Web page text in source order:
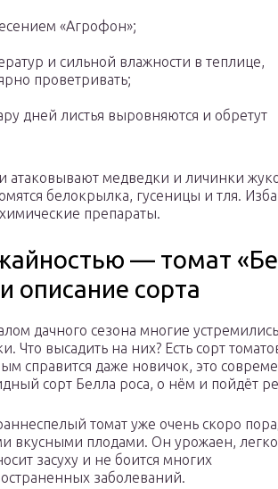
«Агрофон»;
и сильной влажности в теплице,
проветривать;
дней листья выровняются и обретут
атаковывают медведки и личинки
белокрылка, гусеницы и тля.
препараты.
— томат
описание сорта
дачного сезона многие
Что высадить на них? Есть сорт
справится даже новичок, это
сорт Белла роса, о нём и пойдёт
томат уже очень скоро
вкусными плодами. Он урожаен, легко
засуху и не боится многих
заболеваний.